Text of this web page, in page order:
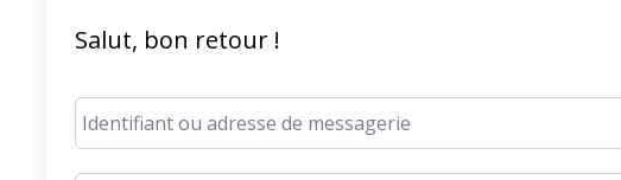
Salut, bon retour !